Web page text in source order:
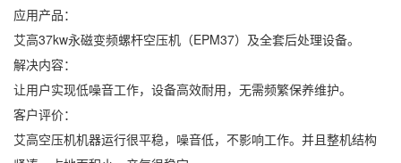
应用产品：
艾高37kw永磁变频螺杆空压机（EPM37）及全套后处理设备。
解决内容：
让用户实现低噪音工作，设备高效耐用，无需频繁保养维护。
客户评价：
艾高空压机机器运行很平稳，噪音低，不影响工作。并且整机结构